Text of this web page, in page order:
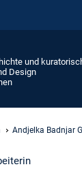
und
Design
Andjelka Badnjar